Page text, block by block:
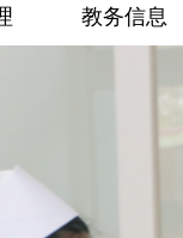
教务信息